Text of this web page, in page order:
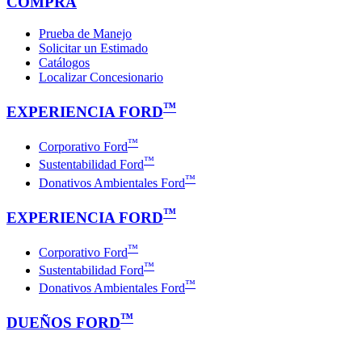
Prueba de Manejo
Solicitar un Estimado
Catálogos
Localizar Concesionario
EXPERIENCIA FORD™
Corporativo Ford™
Sustentabilidad Ford™
Donativos Ambientales Ford™
EXPERIENCIA FORD™
Corporativo Ford™
Sustentabilidad Ford™
Donativos Ambientales Ford™
DUEÑOS FORD™